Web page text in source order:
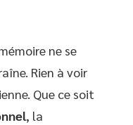
ne se
Rien à voir
Que ce soit
, la